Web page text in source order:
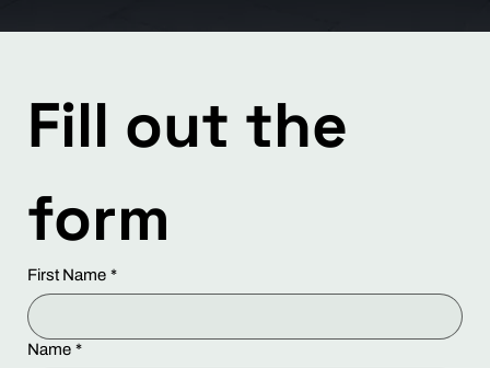
Fill out the
form
First Name *
Name *